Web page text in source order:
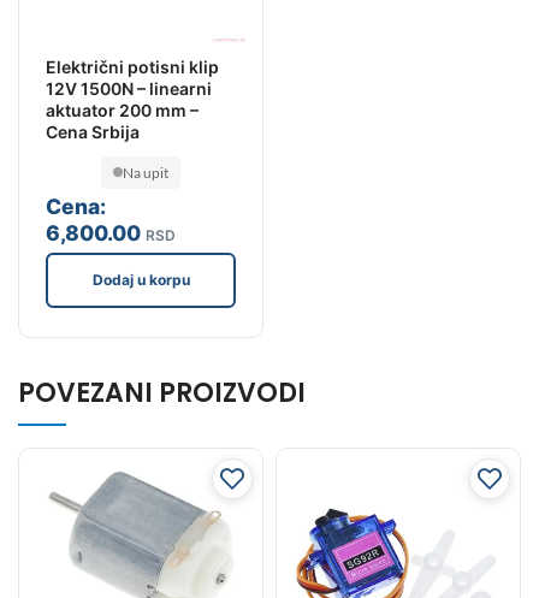
Električni potisni klip
12V 1500N – linearni
aktuator 200 mm –
Cena Srbija
Cena:
6,800.00 RSD
Na upit
Dodaj u korpu
POVEZANI PROIZVODI